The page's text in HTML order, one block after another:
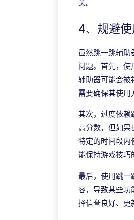
关。
4、规避
虽然跳一跳辅
问题。首先，使
辅助器可能会被
需要确保其使用
其次，过度依赖
高分数，但如果
特定的时间段内
能保持游戏技巧
最后，使用跳一
容，导致某些功
择信誉良好、更